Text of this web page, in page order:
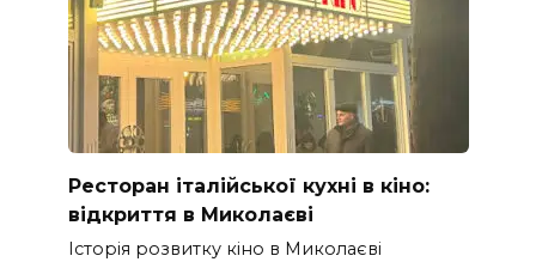
Ресторан італійської кухні в кіно:
відкриття в Миколаєві
Історія розвитку кіно в Миколаєві